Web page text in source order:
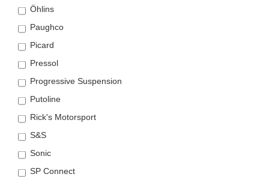
Öhlins
Paughco
Picard
Pressol
Progressive Suspension
Putoline
Rick's Motorsport
S&S
Sonic
SP Connect